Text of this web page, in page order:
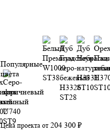
Популярные
цвета
Цена проекта от 204 300 ₽